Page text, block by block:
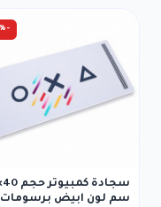
-20%
سم لون ابيض برسومات